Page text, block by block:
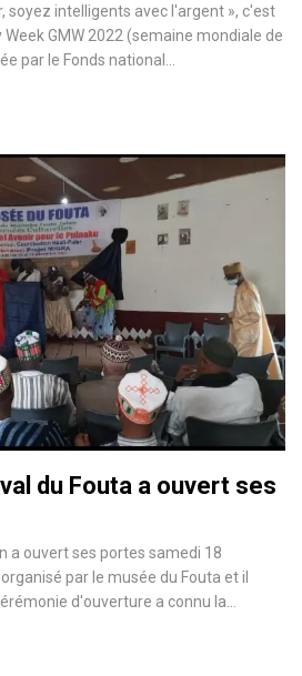
soyez intelligents avec l'argent », c'est
Week GMW 2022 (semaine mondiale de
par le Fonds national…
du Fouta a ouvert ses
a ouvert ses portes samedi 18
par le musée du Fouta et il
d'ouverture a connu la…